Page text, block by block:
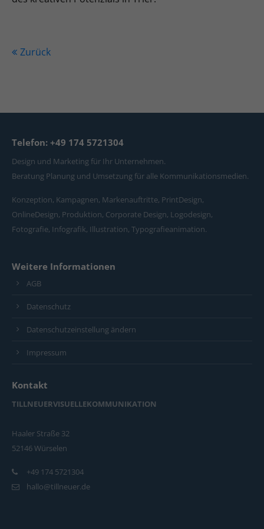
Zurück
Telefon: +49 174 5721304
Design und Marketing für Ihr Unternehmen.
Beratung Planung und Umsetzung für alle Kommunikationsmedien.
Konzeption, Kampagnen, Markenauftritte, PrintDesign,
OnlineDesign, Produktion, Corporate Design, Logodesign,
Fotografie, Infografik, Illustration, Typografieanimation.
Weitere Informationen
AGB
Datenschutz
Datenschutzeinstellung ändern
Impressum
Kontakt
TILLNEUERVISUELLEKOMMUNIKATION
Haaler Straße 32
52146 Würselen
+49 174 5721304
hallo@tillneuer.de